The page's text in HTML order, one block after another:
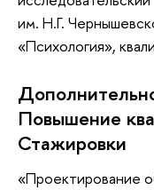
им. Н.Г.
«Психология»,
Повышение
Стажировки
«Проектирование